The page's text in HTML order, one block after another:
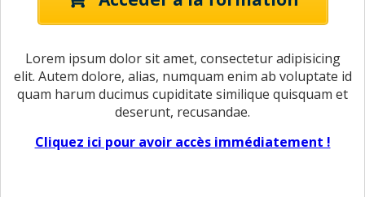
Lorem ipsum dolor sit amet, consectetur adipisicing
elit. Autem dolore, alias, numquam enim ab voluptate id
quam harum ducimus cupiditate similique quisquam et
deserunt, recusandae.
Cliquez ici pour avoir accès immédiatement !